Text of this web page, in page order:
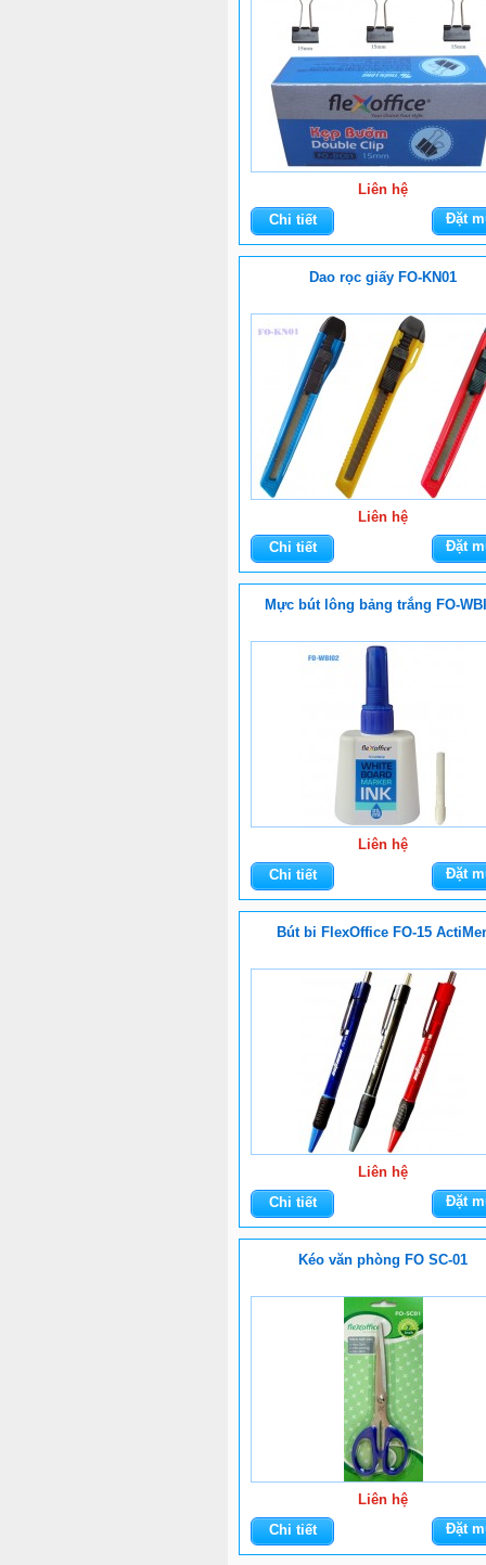
Liên hệ
Chi tiết
Đặt
Dao rọc giấy FO-KN01
Liên hệ
Chi tiết
Đặt
Mực bút lông bảng trắng FO-
Liên hệ
Chi tiết
Đặt
Bút bi FlexOffice FO-15
Liên hệ
Chi tiết
Đặt
Kéo văn phòng FO SC-01
Liên hệ
Chi tiết
Đặt